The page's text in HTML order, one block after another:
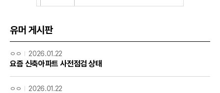
유머 게시판
ㅇㅇ 2026.01.22
요즘 신축아파트 사전점검 상태
ㅇㅇ 2026.01.22